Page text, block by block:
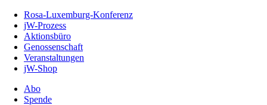
Inhalt
Seite
Rosa-Luxemburg-Konferenz
jW-Prozess
Aktionsbüro
Genossenschaft
Veranstaltungen
jW-Shop
Abo
Spende